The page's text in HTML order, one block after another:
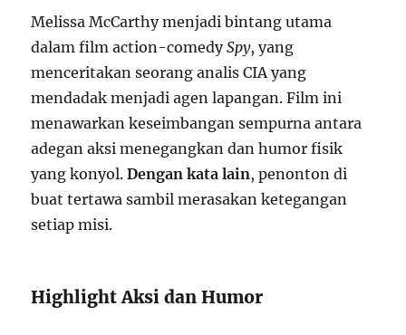
Melissa McCarthy menjadi bintang utama
dalam film action-comedySpy, yang
menceritakan seorang analis CIA yang
mendadak menjadi agen lapangan. Film ini
menawarkan keseimbangan sempurna antara
adegan aksi menegangkan dan humor fisik
yang konyol.Dengan kata lain, penonton di
buat tertawa sambil merasakan ketegangan
setiap misi.
Highlight Aksi dan Humor